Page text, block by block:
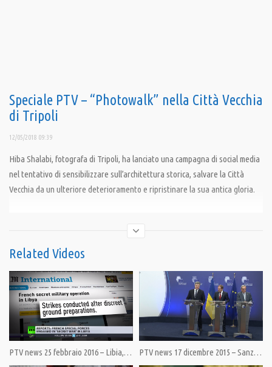
Speciale PTV – “Photowalk” nella Città Vecchia
di Tripoli
12/05/2018 09:39
Hiba Shalabi, fotografa di Tripoli, ha lanciato una campagna di social media
nel tentativo di sensibilizzare sull’architettura storica, salvare la Città
Vecchia da un ulteriore deterioramento e ripristinare la sua antica gloria.
Category:PrimoPiano,Speciali
Tags:Arte,Dawood,Fotografia ,Hiba Shalabi,Libia,Marco Aurelio,Moschea,SaveTheOldCiry
Tripoli
Related Videos
PTV news 25 febbraio 2016 – Libia, i francesi ci sono già PTV news 17 dicembre 2015 – Sanzioni: l’Europa insiste, in coda dietro a Washington